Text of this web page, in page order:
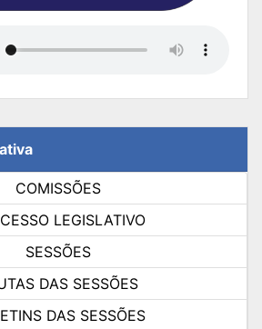
COMISSÕES
LEGISLATIVO
SESSÕES
DAS SESSÕES
DAS SESSÕES